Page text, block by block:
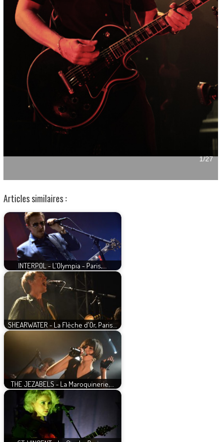
Articles similaires :
INTERPOL - L'Olympia - Paris,…
SHEARWATER - La Flèche d'Or, Paris…
THE JEZABELS - La Maroquinerie,…